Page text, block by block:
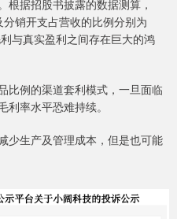
根据招股书披露的数据测算，
销开支占营收的比例分别为
与真实盈利之间存在巨大的鸿
比例的渠道套利模式，一旦面临
率水平恐难持续。
少生产及管理成本，但是也可能